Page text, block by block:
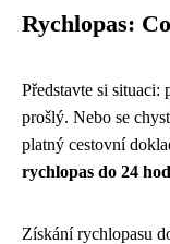
Rychlopas:
Představte si situaci:
prošlý. Nebo se
platný cestovní
rychlopas do 24
Získání rychlopasu